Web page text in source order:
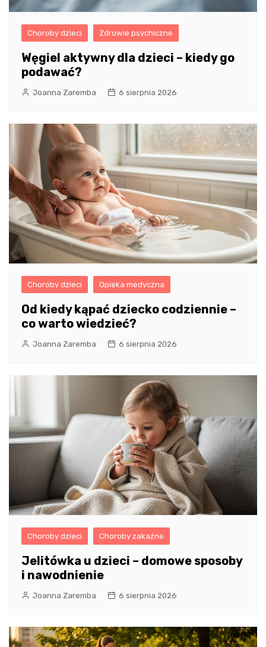
Choroby dzieci Zdrowie psychiczne
Węgiel aktywny dla dzieci – kiedy go
podawać?
Joanna Zaremba 6 sierpnia 2026
Choroby dzieci Opieka medyczna
Od kiedy kąpać dziecko codziennie –
co warto wiedzieć?
Joanna Zaremba 6 sierpnia 2026
Choroby dzieci Choroby zakaźne
Jelitówka u dzieci – domowe sposoby
i nawodnienie
Joanna Zaremba 6 sierpnia 2026